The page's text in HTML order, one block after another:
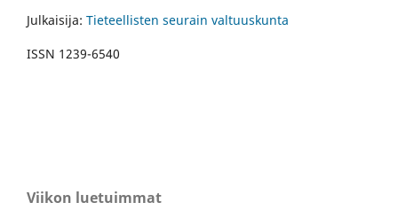
Julkaisija: Tieteellisten seurain valtuuskunta
ISSN 1239-6540
Viikon luetuimmat